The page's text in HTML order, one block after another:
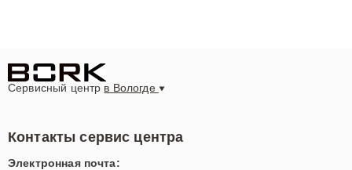
Сервисный центр в Вологде
Контакты сервис центра
Электронная почта: